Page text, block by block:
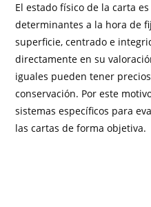
El estado físico de la carta
determinantes a la hora de
superficie, centrado e
directamente en su
iguales pueden tener
conservación. Por este
sistemas específicos para
las cartas de forma objetiva.